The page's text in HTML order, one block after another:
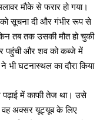
मौके से फरार हो गया।
सूचना दी और गंभीर रूप से
तब तक उसकी मौत हो चुकी
पहुंची और शव को कब्जे में
भी घटनास्थल का दौरा किया
पढ़ाई में काफी तेज था। उसे
वह अक्सर यूट्यूब के लिए